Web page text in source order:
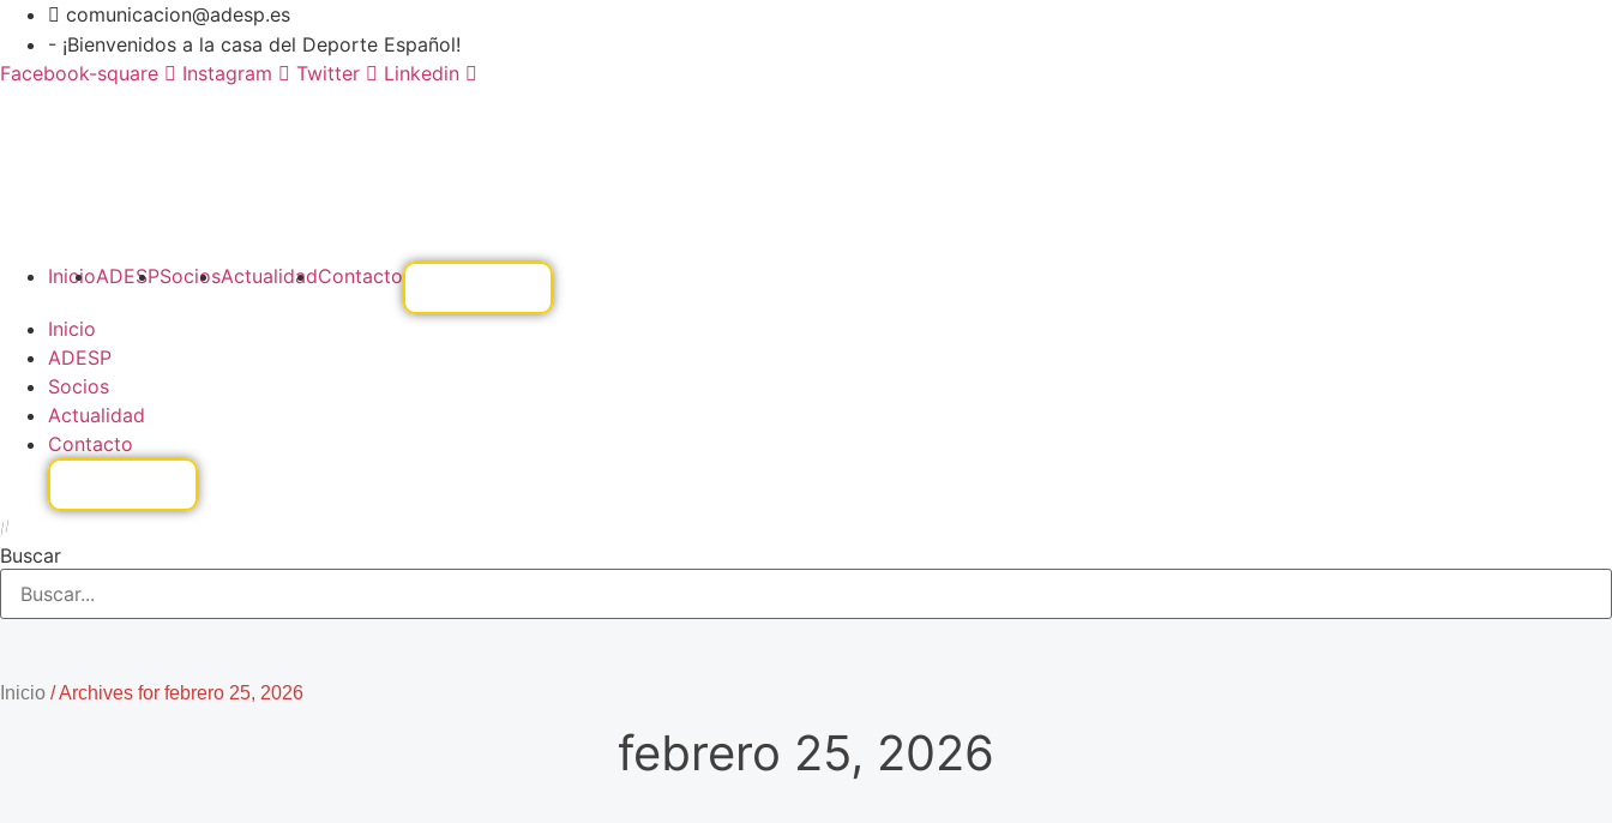
contenido
comunicacion@adesp.es
- ¡Bienvenidos a la casa del Deporte Español!
Facebook-square
Instagram Twitter Linkedin
InicioADESPSociosActualidadContacto
Inicio
ADESP
Socios
Actualidad
Contacto
Buscar
Inicio /Archives for febrero 25, 2026
febrero 25, 2026